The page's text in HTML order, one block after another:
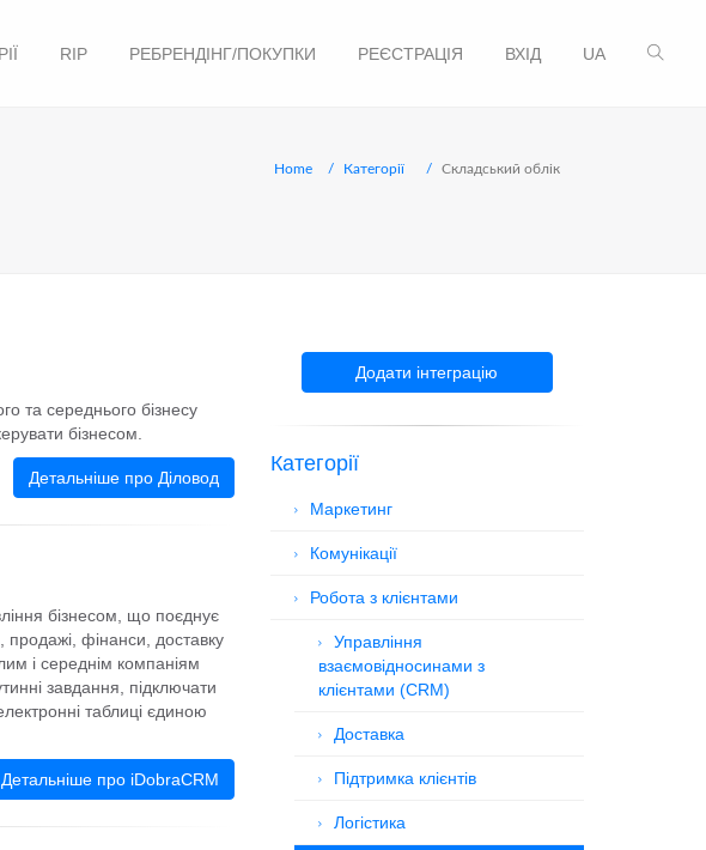
RIP РЕБРЕНДІНГ/ПОКУПКИ РЕЄСТРАЦІЯ ВХІД UA
Home Категорії Складський облік
та середнього бізнесу
бізнесом.
Детальніше про Діловод
бізнесом, що поєднує
продажі, фінанси, доставку
і середнім компаніям
завдання, підключати
таблиці єдиною
Детальніше про iDobraCRM
Додати інтеграцію
Категорії
Маркетинг
Комунікації
Робота з клієнтами
Управління
взаємовідносинами з
клієнтами (CRM)
Доставка
Підтримка клієнтів
Логістика